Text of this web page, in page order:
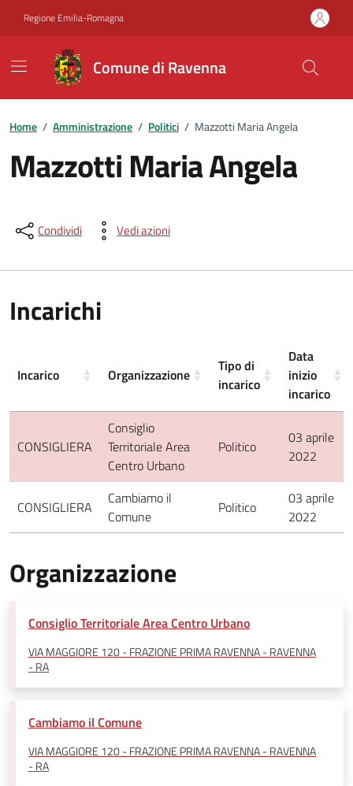
Regione Emilia-Romagna
Comune di Ravenna
Home / Amministrazione / Politici / Mazzotti Maria Angela
Mazzotti Maria Angela
Condividi Vedi azioni
Incarichi
Incarico Organizzazione
Tipo di
incarico
Data
inizio
incarico
CONSIGLIERA
Consiglio
Territoriale Area
Centro Urbano
Politico
03 aprile
2022
CONSIGLIERA
Cambiamo il
Comune
Politico
03 aprile
2022
Organizzazione
Consiglio Territoriale Area Centro Urbano
VIA MAGGIORE 120 - FRAZIONE PRIMA RAVENNA - RAVENNA
- RA
Cambiamo il Comune
VIA MAGGIORE 120 - FRAZIONE PRIMA RAVENNA - RAVENNA
- RA